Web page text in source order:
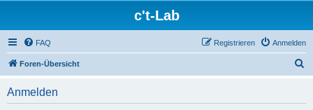
c't-Lab
FAQ Anmelden
Registrieren
Foren-Übersicht
Anmelden